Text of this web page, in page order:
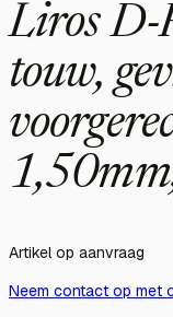
Liros D-
touw,
Artikel op aanvraag
Neem contact op met